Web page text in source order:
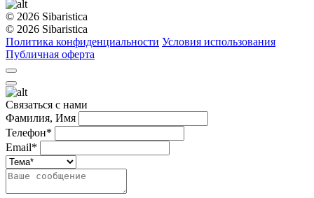
© 2026 Sibaristica
© 2026 Sibaristica
Политика конфиденциальности Условия использования
Публичная оферта
Связаться с нами
Фамилия, Имя
Телефон*
Email*